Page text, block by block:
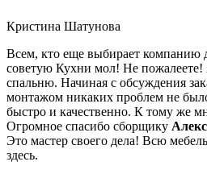
Кристина Шатунова
Всем, кто еще выбирает компанию
советую Кухни мол! Не пожалеете!
спальню. Начиная с обсуждения
монтажом никаких проблем не
быстро и качественно. К тому же
Огромное спасибо сборщику
Это мастер своего дела! Всю
здесь.